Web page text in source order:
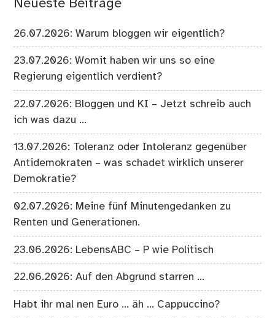
Neueste Beiträge
26.07.2026: Warum bloggen wir eigentlich?
23.07.2026: Womit haben wir uns so eine
Regierung eigentlich verdient?
22.07.2026: Bloggen und KI – Jetzt schreib auch
ich was dazu …
13.07.2026: Toleranz oder Intoleranz gegenüber
Antidemokraten – was schadet wirklich unserer
Demokratie?
02.07.2026: Meine fünf Minutengedanken zu
Renten und Generationen.
23.06.2026: LebensABC – P wie Politisch
22.06.2026: Auf den Abgrund starren …
Habt ihr mal nen Euro … äh … Cappuccino?